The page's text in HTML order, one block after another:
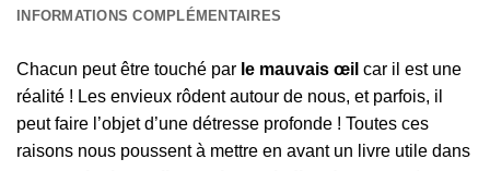
INFORMATIONS COMPLÉMENTAIRES
Chacun peut être touché par le mauvais œil car il est une
réalité ! Les envieux rôdent autour de nous, et parfois, il
peut faire l’objet d’une détresse profonde ! Toutes ces
raisons nous poussent à mettre en avant un livre utile dans